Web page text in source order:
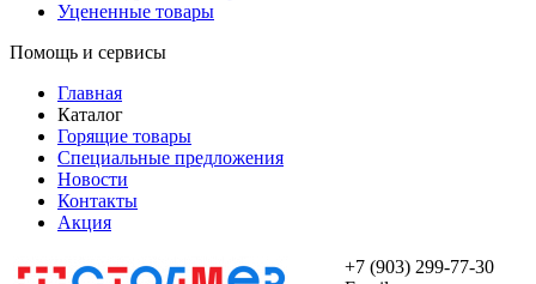
Уцененные товары
Помощь и сервисы
Главная
Каталог
Горящие товары
Специальные предложения
Новости
Контакты
Акция
+7 (903) 299-77-30